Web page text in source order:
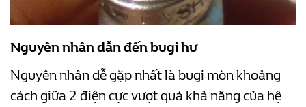
Nguyên nhân dẫn đến bugi hư
Nguyên nhân dễ gặp nhất là bugi mòn khoảng
cách giữa 2 điện cực vượt quá khả năng của hệ